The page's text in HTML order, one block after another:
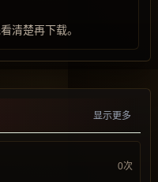
清楚再下载。
显示更多
0次